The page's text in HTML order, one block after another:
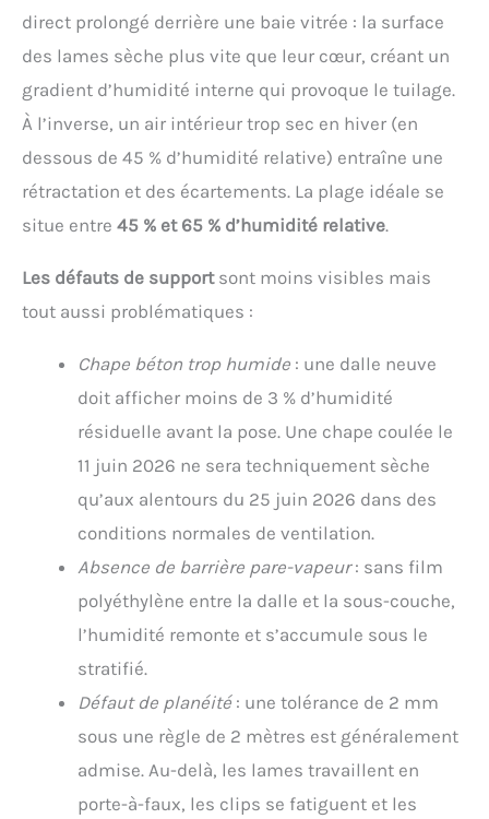
direct prolongé derrière une baie vitrée : la surface
des lames sèche plus vite que leur cœur, créant un
gradient d’humidité interne qui provoque le tuilage.
À l’inverse, un air intérieur trop sec en hiver (en
dessous de 45 % d’humidité relative) entraîne une
rétractation et des écartements. La plage idéale se
situe entre 45 % et 65 % d’humidité relative.
Les défauts de supportsont moins visibles mais
tout aussi problématiques :
Chape béton trop humide : une dalle neuve
doit afficher moins de 3 % d’humidité
résiduelle avant la pose. Une chape coulée le
11 juin 2026 ne sera techniquement sèche
qu’aux alentours du 25 juin 2026 dans des
conditions normales de ventilation.
Absence de barrière pare-vapeur: sans film
polyéthylène entre la dalle et la sous-couche,
l’humidité remonte et s’accumule sous le
stratifié.
Défaut de planéité: une tolérance de 2 mm
sous une règle de 2 mètres est généralement
admise. Au-delà, les lames travaillent en
porte-à-faux, les clips se fatiguent et les